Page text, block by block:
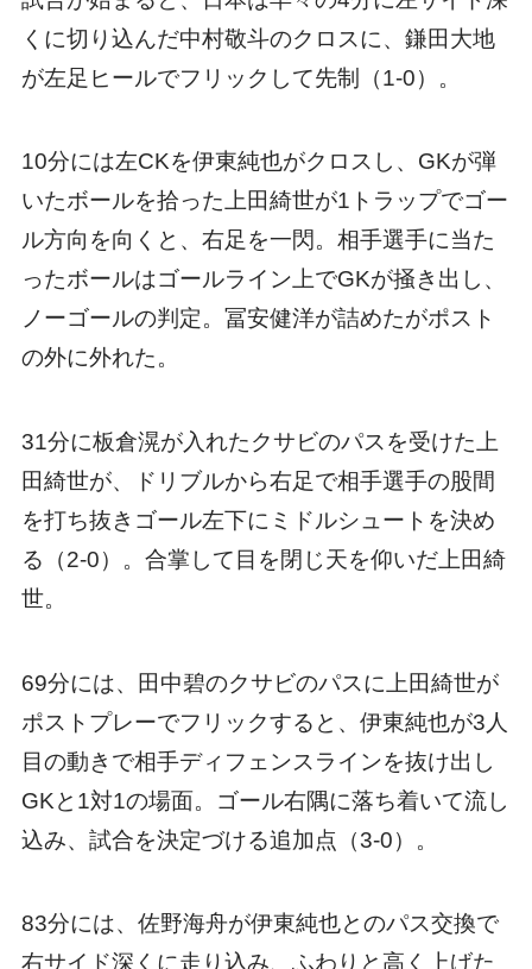
くに切り込んだ中村敬斗のクロスに、鎌田大地
が左足ヒールでフリックして先制（1-0）。
10分には左CKを伊東純也がクロスし、GKが弾
いたボールを拾った上田綺世が1トラップでゴー
ル方向を向くと、右足を一閃。相手選手に当た
ったボールはゴールライン上でGKが掻き出し、
ノーゴールの判定。冨安健洋が詰めたがポスト
の外に外れた。
31分に板倉滉が入れたクサビのパスを受けた上
田綺世が、ドリブルから右足で相手選手の股間
を打ち抜きゴール左下にミドルシュートを決め
る（2-0）。合掌して目を閉じ天を仰いだ上田綺
世。
69分には、田中碧のクサビのパスに上田綺世が
ポストプレーでフリックすると、伊東純也が3人
目の動きで相手ディフェンスラインを抜け出し
GKと1対1の場面。ゴール右隅に落ち着いて流し
込み、試合を決定づける追加点（3-0）。
83分には、佐野海舟が伊東純也とのパス交換で
右サイド深くに走り込み、ふわりと高く上げた